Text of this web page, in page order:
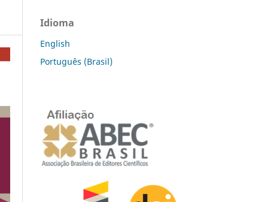
Idioma
English
Português (Brasil)